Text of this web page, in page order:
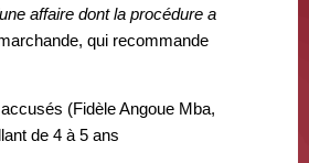
affaire dont la procédure a
qui recommande
(Fidèle Angoue Mba,
de 4 à 5 ans